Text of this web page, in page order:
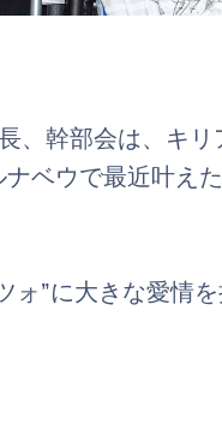
、幹部会は、キ
ベウで最近叶え
ォ”に大きな愛情